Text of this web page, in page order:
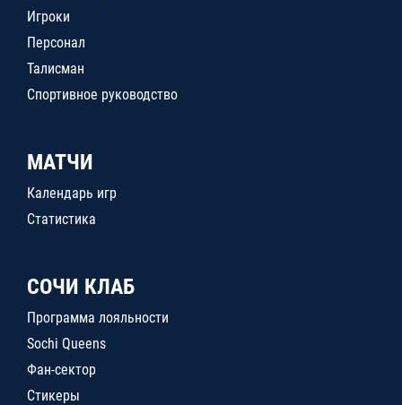
Игроки
Персонал
Талисман
Спортивное руководство
МАТЧИ
Календарь игр
Статистика
СОЧИ КЛАБ
Программа лояльности
Sochi Queens
Фан-сектор
Стикеры